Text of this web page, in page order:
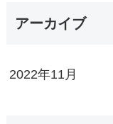
アーカイブ
2022年11月